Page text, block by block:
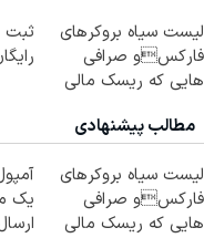
لیست سیاه بروکرهای
فارکسو صرافی
هایی که ریسک مالی
ثبت
مطالب پیشنهادی
لیست سیاه بروکرهای
فارکسو صرافی
هایی که ریسک مالی
یک